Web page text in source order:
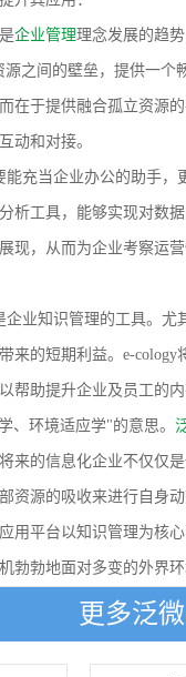
企业管理理念发展的趋
之间的壁垒，提供一个
在于提供融合孤立资源
动和对接。
能充当企业办公的助手，
析工具，能够实现对数
现，从而为企业考察运
企业知识管理的工具。尤
来的短期利益。e-
帮助提升企业及员工的
环境适应学"的意思。
来的信息化企业不仅仅
资源的吸收来进行自身
用平台以知识管理为核
勃勃地面对多变的外界环
更多泛